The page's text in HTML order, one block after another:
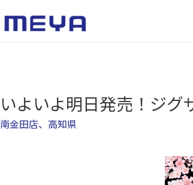
いよいよ明日発売！ジグ
南金田店、 高知県